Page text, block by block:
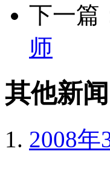
下一篇
师
其他新闻
2008